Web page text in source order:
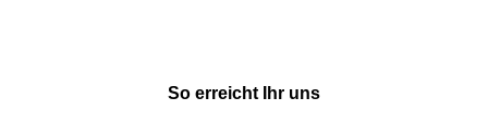
So erreicht Ihr uns